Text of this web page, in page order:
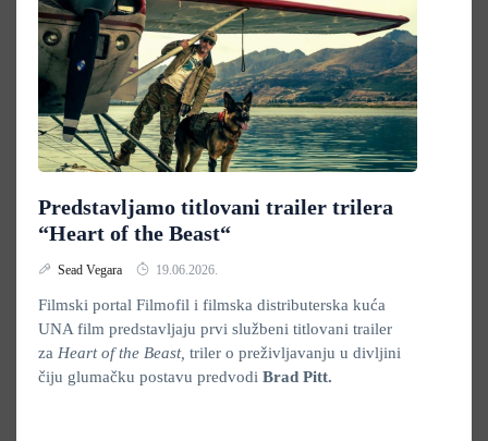
Predstavljamo titlovani trailer trilera
“Heart of the Beast“
Sead Vegara 19.06.2026.
Filmski portal Filmofil i filmska distributerska kuća
UNA film predstavljaju prvi službeni titlovani trailer
za Heart of the Beast, triler o preživljavanju u divljini
čiju glumačku postavu predvodi Brad Pitt.